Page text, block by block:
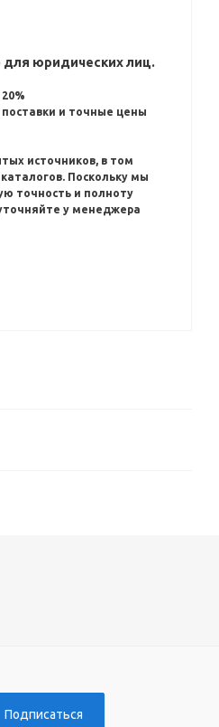
юридических лиц.
и точные цены
источников, в том
Поскольку мы
точность и полноту
у менеджера